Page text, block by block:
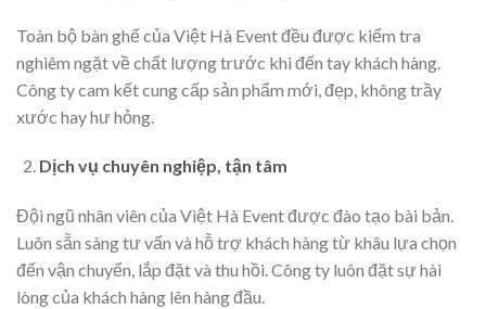
Toàn bộ bàn ghế của Việt Hà Event đều được kiểm tra
nghiêm ngặt về chất lượng trước khi đến tay khách hàng.
Công ty cam kết cung cấp sản phẩm mới, đẹp, không trầy
xước hay hư hỏng.
Dịch vụ chuyên nghiệp, tận tâm
Đội ngũ nhân viên của Việt Hà Event được đào tạo bài bản.
Luôn sẵn sàng tư vấn và hỗ trợ khách hàng từ khâu lựa chọn
đến vận chuyển, lắp đặt và thu hồi. Công ty luôn đặt sự hài
lòng của khách hàng lên hàng đầu.